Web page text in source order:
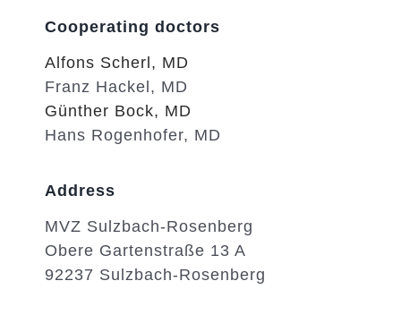
Cooperating doctors
Alfons Scherl, MD
Franz Hackel, MD
Günther Bock, MD
Hans Rogenhofer, MD
Address
MVZ Sulzbach-Rosenberg
Obere Gartenstraße 13 A
92237 Sulzbach-Rosenberg